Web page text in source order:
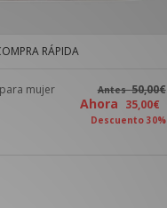
RÁPIDA
mujer Antes50,00€
Ahora 35,00€
Descuento 30%